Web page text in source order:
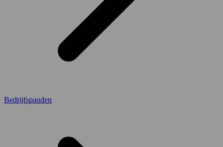
Bedrijfspanden